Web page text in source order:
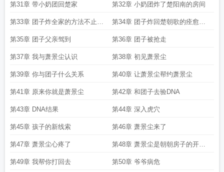
第31章 带小奶团回楚家 第32章 小奶团炸了楚阳南的房间
第33章 团子炸全家的方法不止一
种
第34章 团子炸回楚朝歌的痊愈证
明
第35章 团子父亲驾到 第36章 团子被抢走
第37章 我与萧景尘认识 第38章 初见萧景尘
第39章 你与团子什么关系 第40章 让萧景尘帮约萧景尘
第41章 原来你就是萧景尘 第42章 和团子去验DNA
第43章 DNA结果 第44章 深入虎穴
第45章 孩子的新线索 第46章 萧景尘来了
第47章 萧景尘心疼了 第48章 萧景尘是朝朝房子的开发
商
第49章 我帮你打回去 第50章 爷爷病危